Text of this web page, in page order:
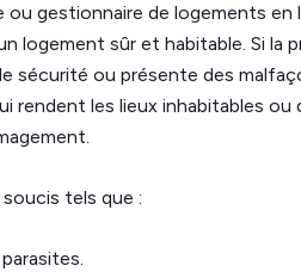
ou gestionnaire de logements
logement sûr et habitable. Si la
sécurité ou présente des
rendent les lieux inhabitables ou
tels que :